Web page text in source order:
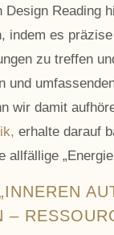
Design Reading
indem es
zu treffen
und
wir damit
erhalte darauf
allfällige
–